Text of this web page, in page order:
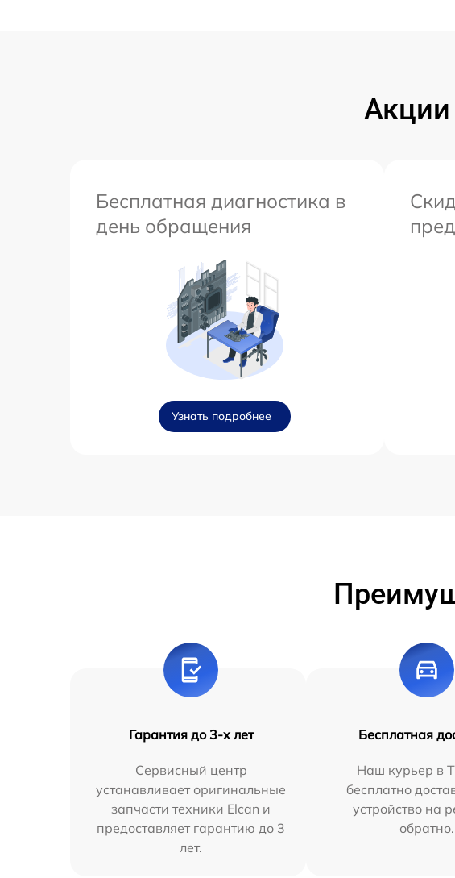
Акции
Бесплатная диагностика в
день обращения
Узнать подробнее
Гарантия до 3-х лет
Сервисный центр
устанавливает оригинальные
запчасти техники Elcan и
предоставляет гарантию до 3
лет.
Бесплатная
Наш курьер в
бесплатно
устройство на
обратно.